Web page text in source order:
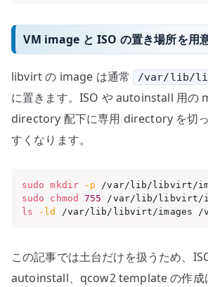
VM image と ISO の置き場所を用
libvirt の image は通常 /var/lib/
に置きます。ISO や autoinstall 用の
directory 配下に専用 directory を切
すくなります。
sudo mkdir -p
sudo
chmod 755
ls
-ld /var/lib/libvirt/images /
この記事では土台だけを扱うため、
autoinstall、qcow2 template の作成